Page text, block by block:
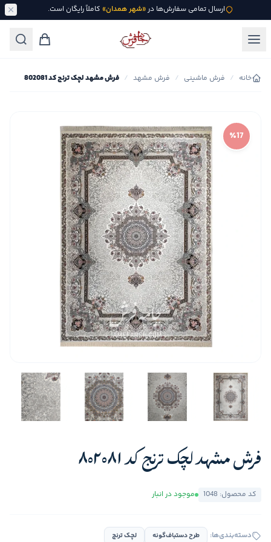
ارسال تمامی سفارش‌ها در«شهر همدان» کاملاً رایگان است.
خانه / فرش ماشینی / فرش مشهد / فرش مشهد لچک ترنج کد 802081
٪17
فرش مشهد لچک ترنج کد 802081
کد محصول: 1048 موجود در انبار
دسته‌بندی‌ها: طرح دستباف‌گونه لچک ترنج